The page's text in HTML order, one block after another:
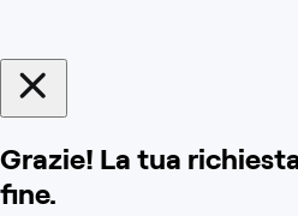
Grazie! La tua
fine.